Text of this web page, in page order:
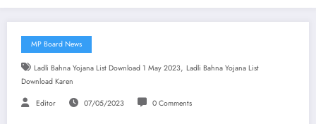
MP Board News
Ladli Bahna Yojana List Download 1 May 2023, Ladli Bahna Yojana List
Download Karen
Editor 07/05/2023 0 Comments